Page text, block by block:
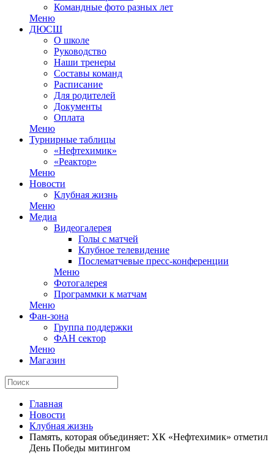
Командные фото разных лет
Меню
ДЮСШ
О школе
Руководство
Наши тренеры
Составы команд
Расписание
Для родителей
Документы
Оплата
Меню
Турнирные таблицы
«Нефтехимик»
«Реактор»
Меню
Новости
Клубная жизнь
Меню
Медиа
Видеогалерея
Голы с матчей
Клубное телевидение
Послематчевые пресс-конференции
Меню
Фотогалерея
Программки к матчам
Меню
Фан-зона
Группа поддержки
ФАН сектор
Меню
Магазин
Главная
Новости
Клубная жизнь
Память, которая объединяет: ХК «Нефтехимик» отметил
День Победы митингом